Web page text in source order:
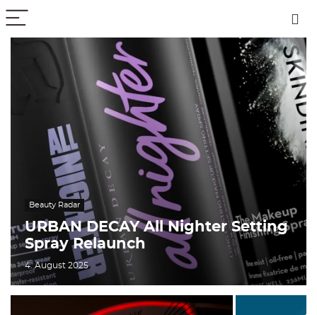
PICK COLOR
Beauty Radar
URBAN DECAY All Nighter Setting
Spray Relaunch
4. August 2025